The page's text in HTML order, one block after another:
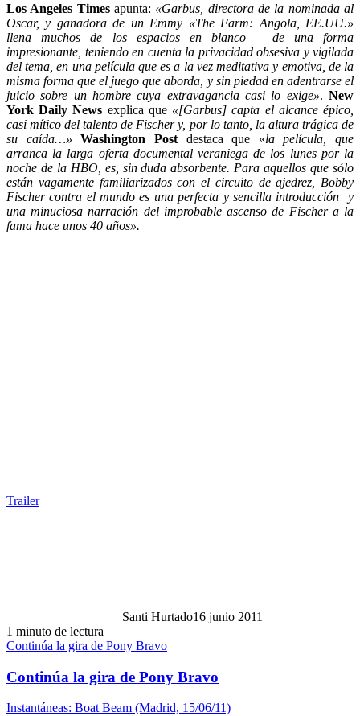
Los Angeles Timesapunta: «Garbus, directora de la nominada al
Oscar, y ganadora de un Emmy «The Farm: Angola, EE.UU.»
llena muchos de los espacios en blanco – de una forma
impresionante, teniendo en cuenta la privacidad obsesiva y vigilada
del tema, en una película que es a la vez meditativa y emotiva, de la
misma forma que el juego que aborda, y sin piedad en adentrarse el
juicio sobre un hombre cuya extravagancia casi lo exige».New
York Daily News explica que«[Garbus] capta el alcance épico,
casi mítico del talento de Fischer y, por lo tanto, la altura trágica de
su caída…»
Washington Postdestaca que «la película, que
arranca la larga oferta documental veraniega de los lunes por la
noche de la HBO, es, sin duda absorbente. Para aquellos que sólo
están vagamente familiarizados con el circuito de ajedrez, Bobby
Fischer contra el mundo es una perfecta y sencilla introducción y
una minuciosa narración del improbable ascenso de Fischer a la
fama hace unos 40 años».
Trailer
Santi Hurtado16 junio 2011
1 minuto de lectura
Continúa la gira de Pony Bravo
Continúa la gira de Pony Bravo
Instantáneas: Boat Beam (Madrid, 15/06/11)